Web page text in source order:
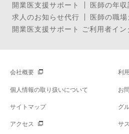
開業医支援サポート
医師の年収
求人のお知らせ代行
医師の職場
開業医支援サポート ご利用者イン
会社概要 利
個人情報の取り扱いについて お
サイトマップ グ
アクセス サ